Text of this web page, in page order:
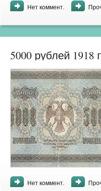
Нет коммент.
5000 рублей 1918
Нет коммент.